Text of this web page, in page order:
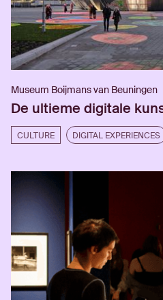
Museum Boijmans van Beuningen
De ultieme digitale
CULTURE DIGITAL EXPERIENCES